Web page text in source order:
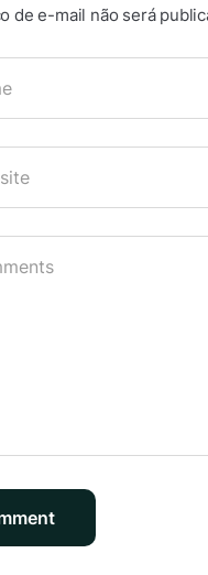
de e-mail não será